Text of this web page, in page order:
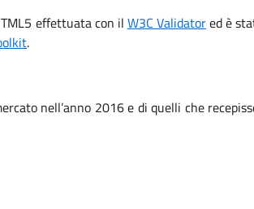
effettuata con il W3C Validatored è
.
nell’anno 2016 e di quelli che